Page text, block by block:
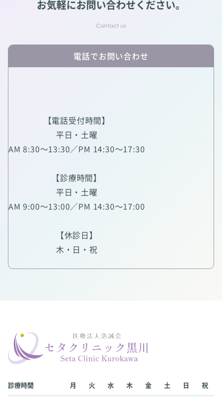
お気軽にお問い合わせください。
電話でお問い合わせ
【電話受付時間】
平日・土曜
AM 8:30～13:30／PM 14:30～17:30
【診療時間】
平日・土曜
AM 9:00～13:00／PM 14:30～17:00
【休診日】
木・日・祝
診療時間 月 火 水 木 金 土 日 祝